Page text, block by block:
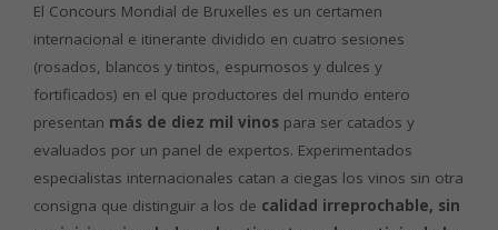
El Concours Mondial de Bruxelles es un certamen
internacional e itinerante dividido en cuatro sesiones
(rosados, blancos y tintos, espumosos y dulces y
fortificados) en el que productores del mundo entero
presentan más de diez mil vinos para ser catados y
evaluados por un panel de expertos. Experimentados
especialistas internacionales catan a ciegas los vinos sin otra
consigna que distinguir a los de calidad irreprochable, sin